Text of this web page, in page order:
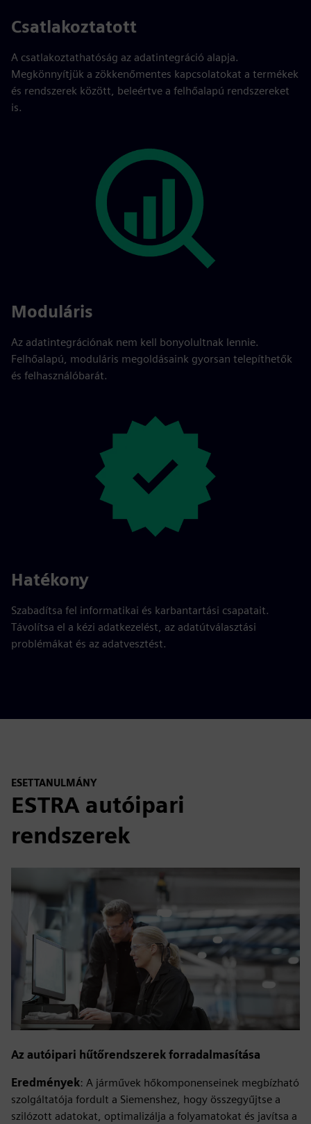
Csatlakoztatott
A csatlakoztathatóság az adatintegráció alapja.
Megkönnyítjük a zökkenőmentes kapcsolatokat a termékek
és rendszerek között, beleértve a felhőalapú rendszereket
is.
Moduláris
Az adatintegrációnak nem kell bonyolultnak lennie.
Felhőalapú, moduláris megoldásaink gyorsan telepíthetők
és felhasználóbarát.
Hatékony
Szabadítsa fel informatikai és karbantartási csapatait.
Távolítsa el a kézi adatkezelést, az adatútválasztási
problémákat és az adatvesztést.
ESETTANULMÁNY
ESTRA autóipari
rendszerek
Az autóipari hűtőrendszerek forradalmasítása
Eredmények: A járművek hőkomponenseinek megbízható
szolgáltatója fordult a Siemenshez, hogy összegyűjtse a
szilózott adatokat, optimalizálja a folyamatokat és javítsa a